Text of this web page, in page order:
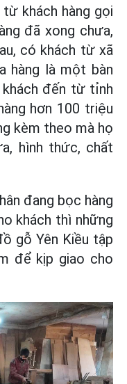
khách hàng gọi
đã xong chưa,
có khách từ xã
hàng là một bàn
đến từ tỉnh
hơn 100 triệu
kèm theo mà họ
hình thức, chất
đang bọc hàng
khách thì những
gỗ Yên Kiều tập
để kịp giao cho